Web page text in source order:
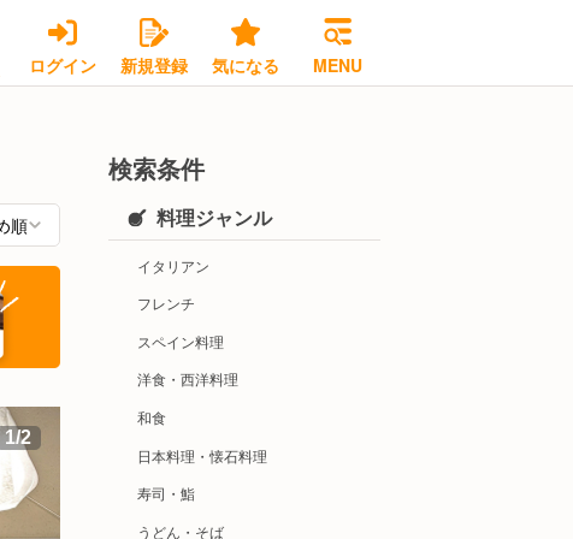
ログイン 新規登録 気になる MENU
1/2
検索条件
料理ジャンル
イタリアン
フレンチ
スペイン料理
洋食・西洋料理
和食
日本料理・懐石料理
寿司・鮨
うどん・そば